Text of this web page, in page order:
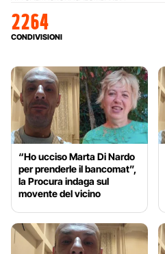
2264
CONDIVISIONI
“Ho ucciso Marta Di Nardo
per prenderle il bancomat”,
la Procura indaga sul
movente del vicino